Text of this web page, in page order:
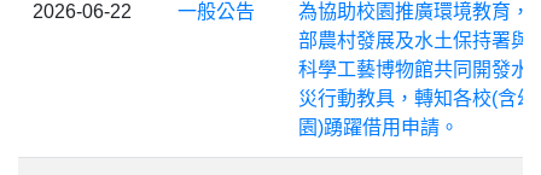
2026-06-22 一般公告
為協助校園推廣環境教育，
部農村發展及水土保持署與
科學工藝博物館共同開發水
災行動教具，轉知各校(含幼
園)踴躍借用申請。